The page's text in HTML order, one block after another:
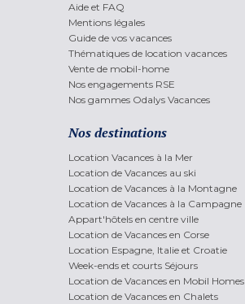
Aide et FAQ
Mentions légales
Guide de vos vacances
Thématiques de location vacances
Vente de mobil-home
Nos engagements RSE
Nos gammes Odalys Vacances
Nos destinations
Location Vacances à la Mer
Location de Vacances au ski
Location de Vacances à la Montagne
Location de Vacances à la Campagne
Appart'hôtels en centre ville
Location de Vacances en Corse
Location Espagne, Italie et Croatie
Week-ends et courts Séjours
Location de Vacances en Mobil Homes
Location de Vacances en Chalets